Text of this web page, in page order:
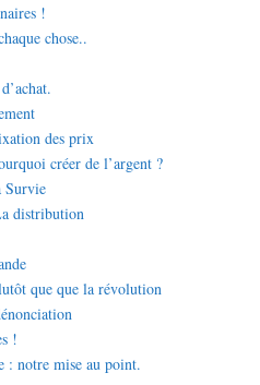
!
chose..
des prix
créer de l’argent ?
Survie
distribution
que que la révolution
!
: notre mise au point.